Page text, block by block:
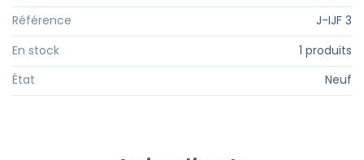
Référence
J-IJF 3
En stock
1 produits
État
Neuf